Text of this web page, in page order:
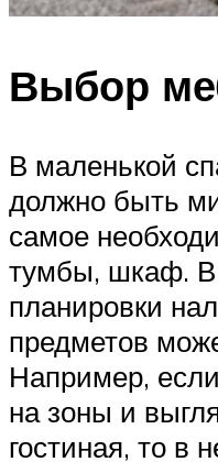
Выбор
В маленькой
должно быть
самое
тумбы, шкаф. В
планировки
предметов
Например,
на зоны и
гостиная, то в